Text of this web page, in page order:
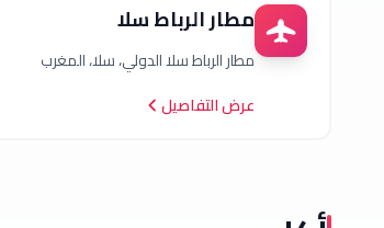
مطار الرباط سلا
مطار الرباط سلا الدولي، سلا، المغرب
عرض التفاصيل